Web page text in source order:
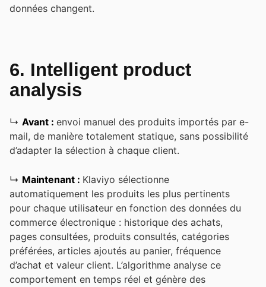
données changent.
6. Intelligent product
analysis
↳ Avant : envoi manuel des produits importés par e-
mail, de manière totalement statique, sans possibilité
d’adapter la sélection à chaque client.
↳ Maintenant : Klaviyo sélectionne
automatiquement les produits les plus pertinents
pour chaque utilisateur en fonction des données du
commerce électronique : historique des achats,
pages consultées, produits consultés, catégories
préférées, articles ajoutés au panier, fréquence
d’achat et valeur client. L’algorithme analyse ce
comportement en temps réel et génère des